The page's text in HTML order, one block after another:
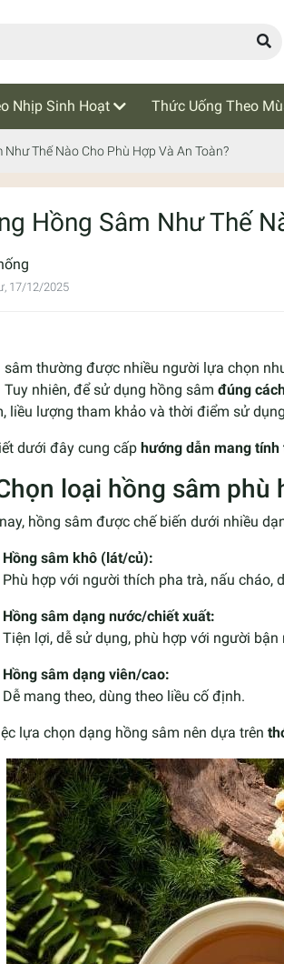
Nhịp Sinh Hoạt Thức Uống Theo
Như Thế Nào Cho Phù Hợp Và An Toàn?
Hồng Sâm Như Thế
17/12/2025
sâm thường được nhiều người lựa chọn
Tuy nhiên, để sử dụng hồng sâm đúng
liều lượng tham khảo và thời điểm sử
dưới đây cung cấp hướng dẫn mang
loại hồng sâm phù
hồng sâm được chế biến dưới nhiều
Hồng sâm khô (lát/củ):
Phù hợp với người thích pha trà, nấu cháo,
Hồng sâm dạng nước/chiết xuất:
Tiện lợi, dễ sử dụng, phù hợp với người bận
Hồng sâm dạng viên/cao:
Dễ mang theo, dùng theo liều cố định.
lựa chọn dạng hồng sâm nên dựa trên